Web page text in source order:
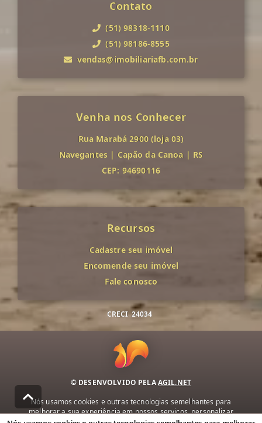
Contato
(51) 98318-1110
(51) 98186-8555
vendas@imobiliariafb.com.br
Venha nos Conhecer
Rua Marabá 2900 (loja 03)
Navegantes | Capão da Canoa | RS
CEP: 94690116
Recursos
Cadastre seu imóvel
Encomende seu imóvel
Fale conosco
CRECI 24034
© DESENVOLVIDO PELAAGIL.NET
Nós usamos cookies e outras tecnologias semelhantes para
melhorar a sua experiência em nossos serviços, personalizar